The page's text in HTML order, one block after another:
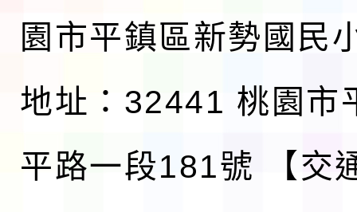
園市平鎮區新勢國民
地址：32441 桃園市
平路一段181號
【交